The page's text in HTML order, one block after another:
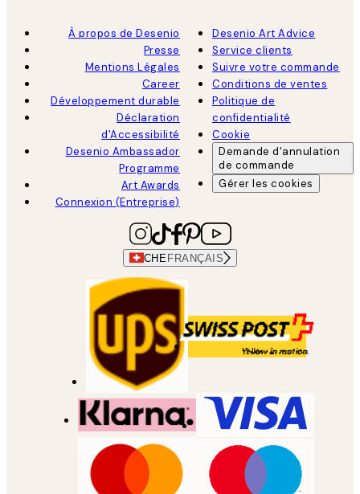
À propos de Desenio
Presse
Mentions Légales
Career
Développement durable
Déclaration
d'Accessibilité
Desenio Ambassador
Programme
Art Awards
Connexion (Entreprise)
Desenio Art Advice
Service clients
Suivre votre commande
Conditions de ventes
Politique de
confidentialité
Cookie
Demande d'annulation
de commande
Gérer les cookies
CHE FRANÇAIS